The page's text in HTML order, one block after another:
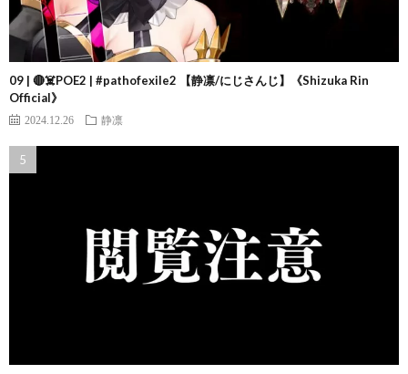
09 | 🔴☠️POE2 | #pathofexile2 【静凛/にじさんじ】《Shizuka Rin
Official》
2024.12.26 静凛